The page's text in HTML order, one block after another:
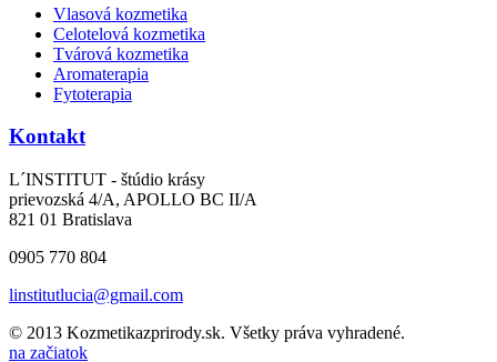
Vlasová kozmetika
Celotelová kozmetika
Tvárová kozmetika
Aromaterapia
Fytoterapia
Kontakt
L´INSTITUT - štúdio krásy
prievozská 4/A, APOLLO BC II/A
821 01 Bratislava
0905 770 804
linstitutlucia@gmail.com
© 2013 Kozmetikazprirody.sk. Všetky práva vyhradené.
na začiatok